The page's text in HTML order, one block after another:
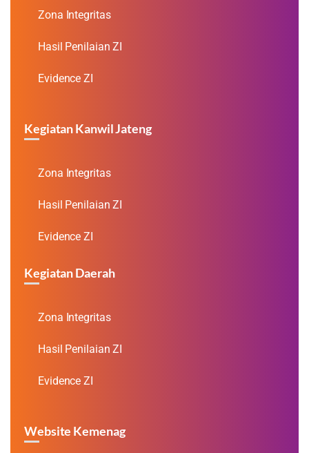
Zona Integritas
Hasil Penilaian ZI
Evidence ZI
Kegiatan Kanwil Jateng
Zona Integritas
Hasil Penilaian ZI
Evidence ZI
Kegiatan Daerah
Zona Integritas
Hasil Penilaian ZI
Evidence ZI
Website Kemenag